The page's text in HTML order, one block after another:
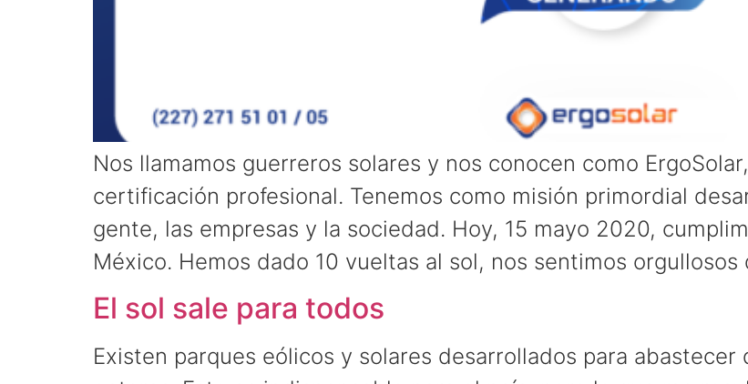
Nos llamamos guerreros solares y nos conocen como
certificación profesional. Tenemos como misión primordial
gente, las empresas y la sociedad. Hoy, 15 mayo 2020,
México. Hemos dado 10 vueltas al sol, nos sentimos
El sol sale para todos
Existen parques eólicos y solares desarrollados para